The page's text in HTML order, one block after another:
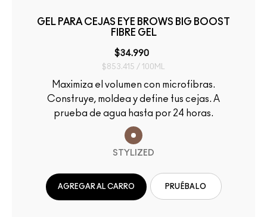
GEL PARA CEJAS EYE BROWS BIG BOOST
FIBRE GEL
$34.990
$853.415 / 100ML
Maximiza el volumen con microfibras.
Construye, moldea y define tus cejas. A
prueba de agua hasta por 24 horas.
STYLIZED
AGREGAR AL CARRO PRUÉBALO